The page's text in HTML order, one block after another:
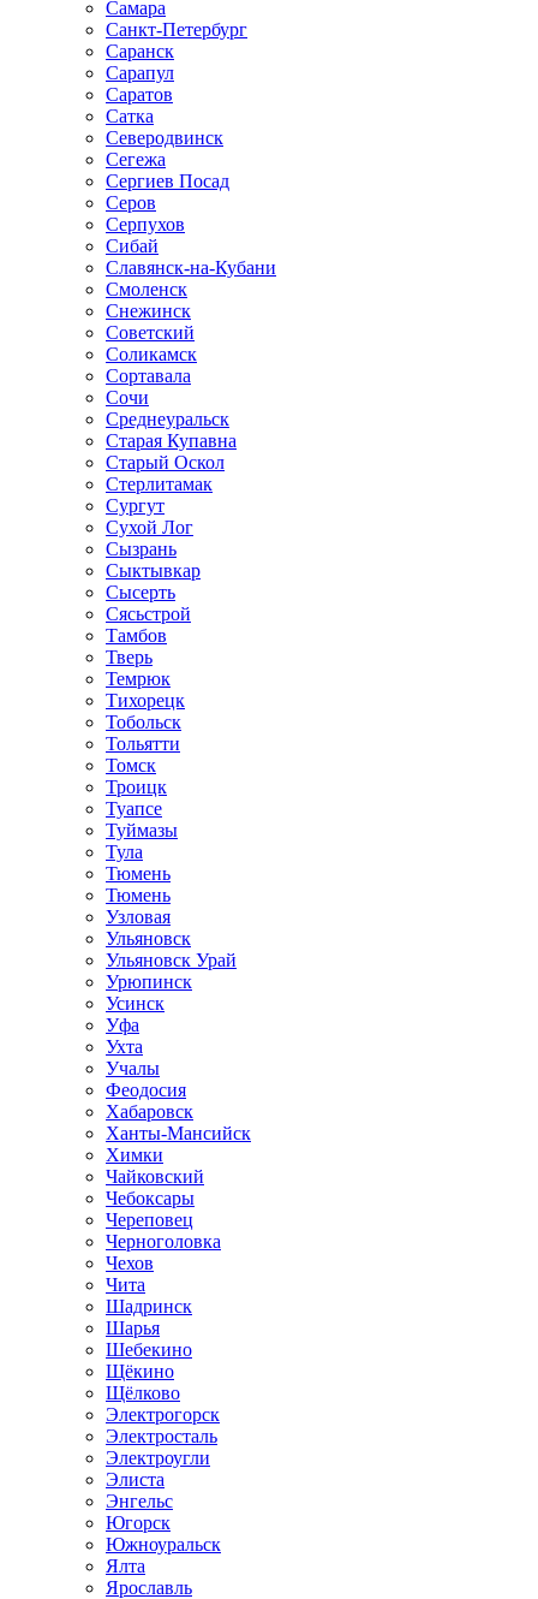
Самара
Санкт-Петербург
Саранск
Сарапул
Саратов
Сатка
Северодвинск
Сегежа
Сергиев Посад
Серов
Серпухов
Сибай
Славянск-на-Кубани
Смоленск
Снежинск
Советский
Соликамск
Сортавала
Сочи
Среднеуральск
Старая Купавна
Старый Оскол
Стерлитамак
Сургут
Сухой Лог
Сызрань
Сыктывкар
Сысерть
Сясьстрой
Тамбов
Тверь
Темрюк
Тихорецк
Тобольск
Тольятти
Томск
Троицк
Туапсе
Туймазы
Тула
Тюмень
Тюмень
Узловая
Ульяновск
Ульяновск Урай
Урюпинск
Усинск
Уфа
Ухта
Учалы
Феодосия
Хабаровск
Ханты-Мансийск
Химки
Чайковский
Чебоксары
Череповец
Черноголовка
Чехов
Чита
Шадринск
Шарья
Шебекино
Щёкино
Щёлково
Электрогорск
Электросталь
Электроугли
Элиста
Энгельс
Югорск
Южноуральск
Ялта
Ярославль